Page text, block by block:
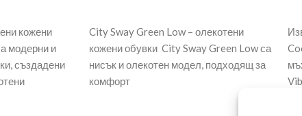
кожени
модерни и
създадени
City Sway Green Low – олекотени
кожени обувки City Sway Green Low са
нисък и олекотен модел, подходящ за
комфорт